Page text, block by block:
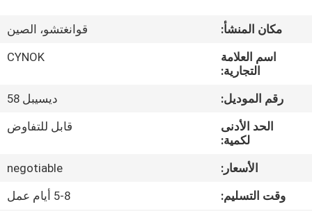
معلومات
جولة
المعمل
مكان المنشأ:
قوانغتشو، الصين
اسم العلامة
التجارية:
CYNOK
رقم الموديل:
ديسيبل 58
الحد الأدنى
لكمية:
قابل للتفاوض
الأسعار:
negotiable
وقت التسليم:
5-8 أيام عمل